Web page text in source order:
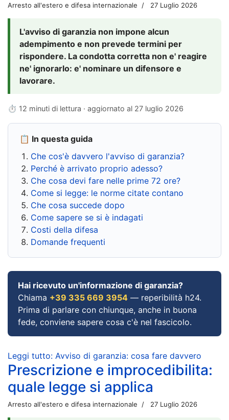
Arresto all'estero e difesa internazionale 27 Luglio 2026
L'avviso di garanzia non impone alcun
adempimento e non prevede termini per
rispondere. La condotta corretta non e' reagire
ne' ignorarlo: e' nominare un difensore e
lavorare.
⏱ 12 minuti di lettura · aggiornato al 27 luglio 2026
📋 In questa guida
Che cos'è davvero l'avviso di garanzia?
Perché è arrivato proprio adesso?
Che cosa devi fare nelle prime 72 ore?
Come si legge: le norme citate contano
Che cosa succede dopo
Come sapere se si è indagati
Costi della difesa
Domande frequenti
Hai ricevuto un'informazione di garanzia?
Chiama +39 335 669 3954 — reperibilità h24.
Prima di parlare con chiunque, anche in buona
fede, conviene sapere cosa c'è nel fascicolo.
Leggi tutto: Avviso di garanzia: cosa fare davvero
Prescrizione e improcedibilita:
quale legge si applica
Arresto all'estero e difesa internazionale 27 Luglio 2026